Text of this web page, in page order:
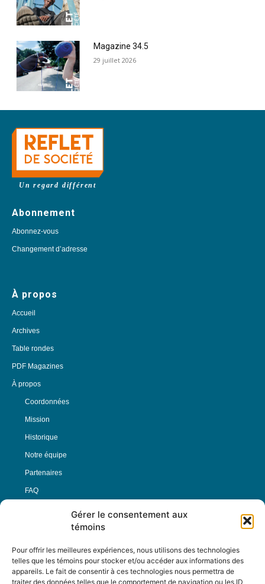
Gérer le consentement aux
témoins
Pour offrir les meilleures expériences, nous utilisons des technologies
telles que les témoins pour stocker et/ou accéder aux informations des
appareils. Le fait de consentir à ces technologies nous permettra de
traiter des données telles que le comportement de navigation ou les ID
Magazine 34.5
29 juillet 2026
Un regard différent
Abonnement
Abonnez-vous
Changement d’adresse
À propos
Accueil
Archives
Table rondes
PDF Magazines
À propos
Coordonnées
Mission
Historique
Notre équipe
Partenaires
FAQ
Nous Suivre